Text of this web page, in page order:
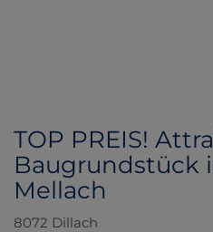
TOP PREIS!
Baugrundstück
Mellach
8072 Dillach